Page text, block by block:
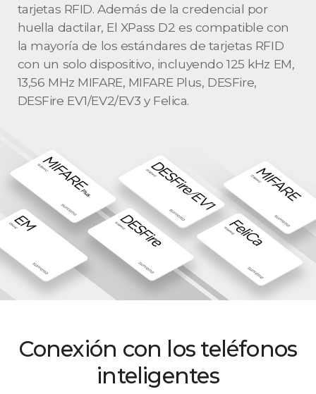
tarjetas RFID. Además de la credencial por
huella dactilar, El XPass D2 es compatible con
la mayoría de los estándares de tarjetas RFID
con un solo dispositivo, incluyendo 125 kHz EM,
13,56 MHz MIFARE, MIFARE Plus, DESFire,
DESFire EV1/EV2/EV3 y Felica.
Conexión con los teléfonos
inteligentes